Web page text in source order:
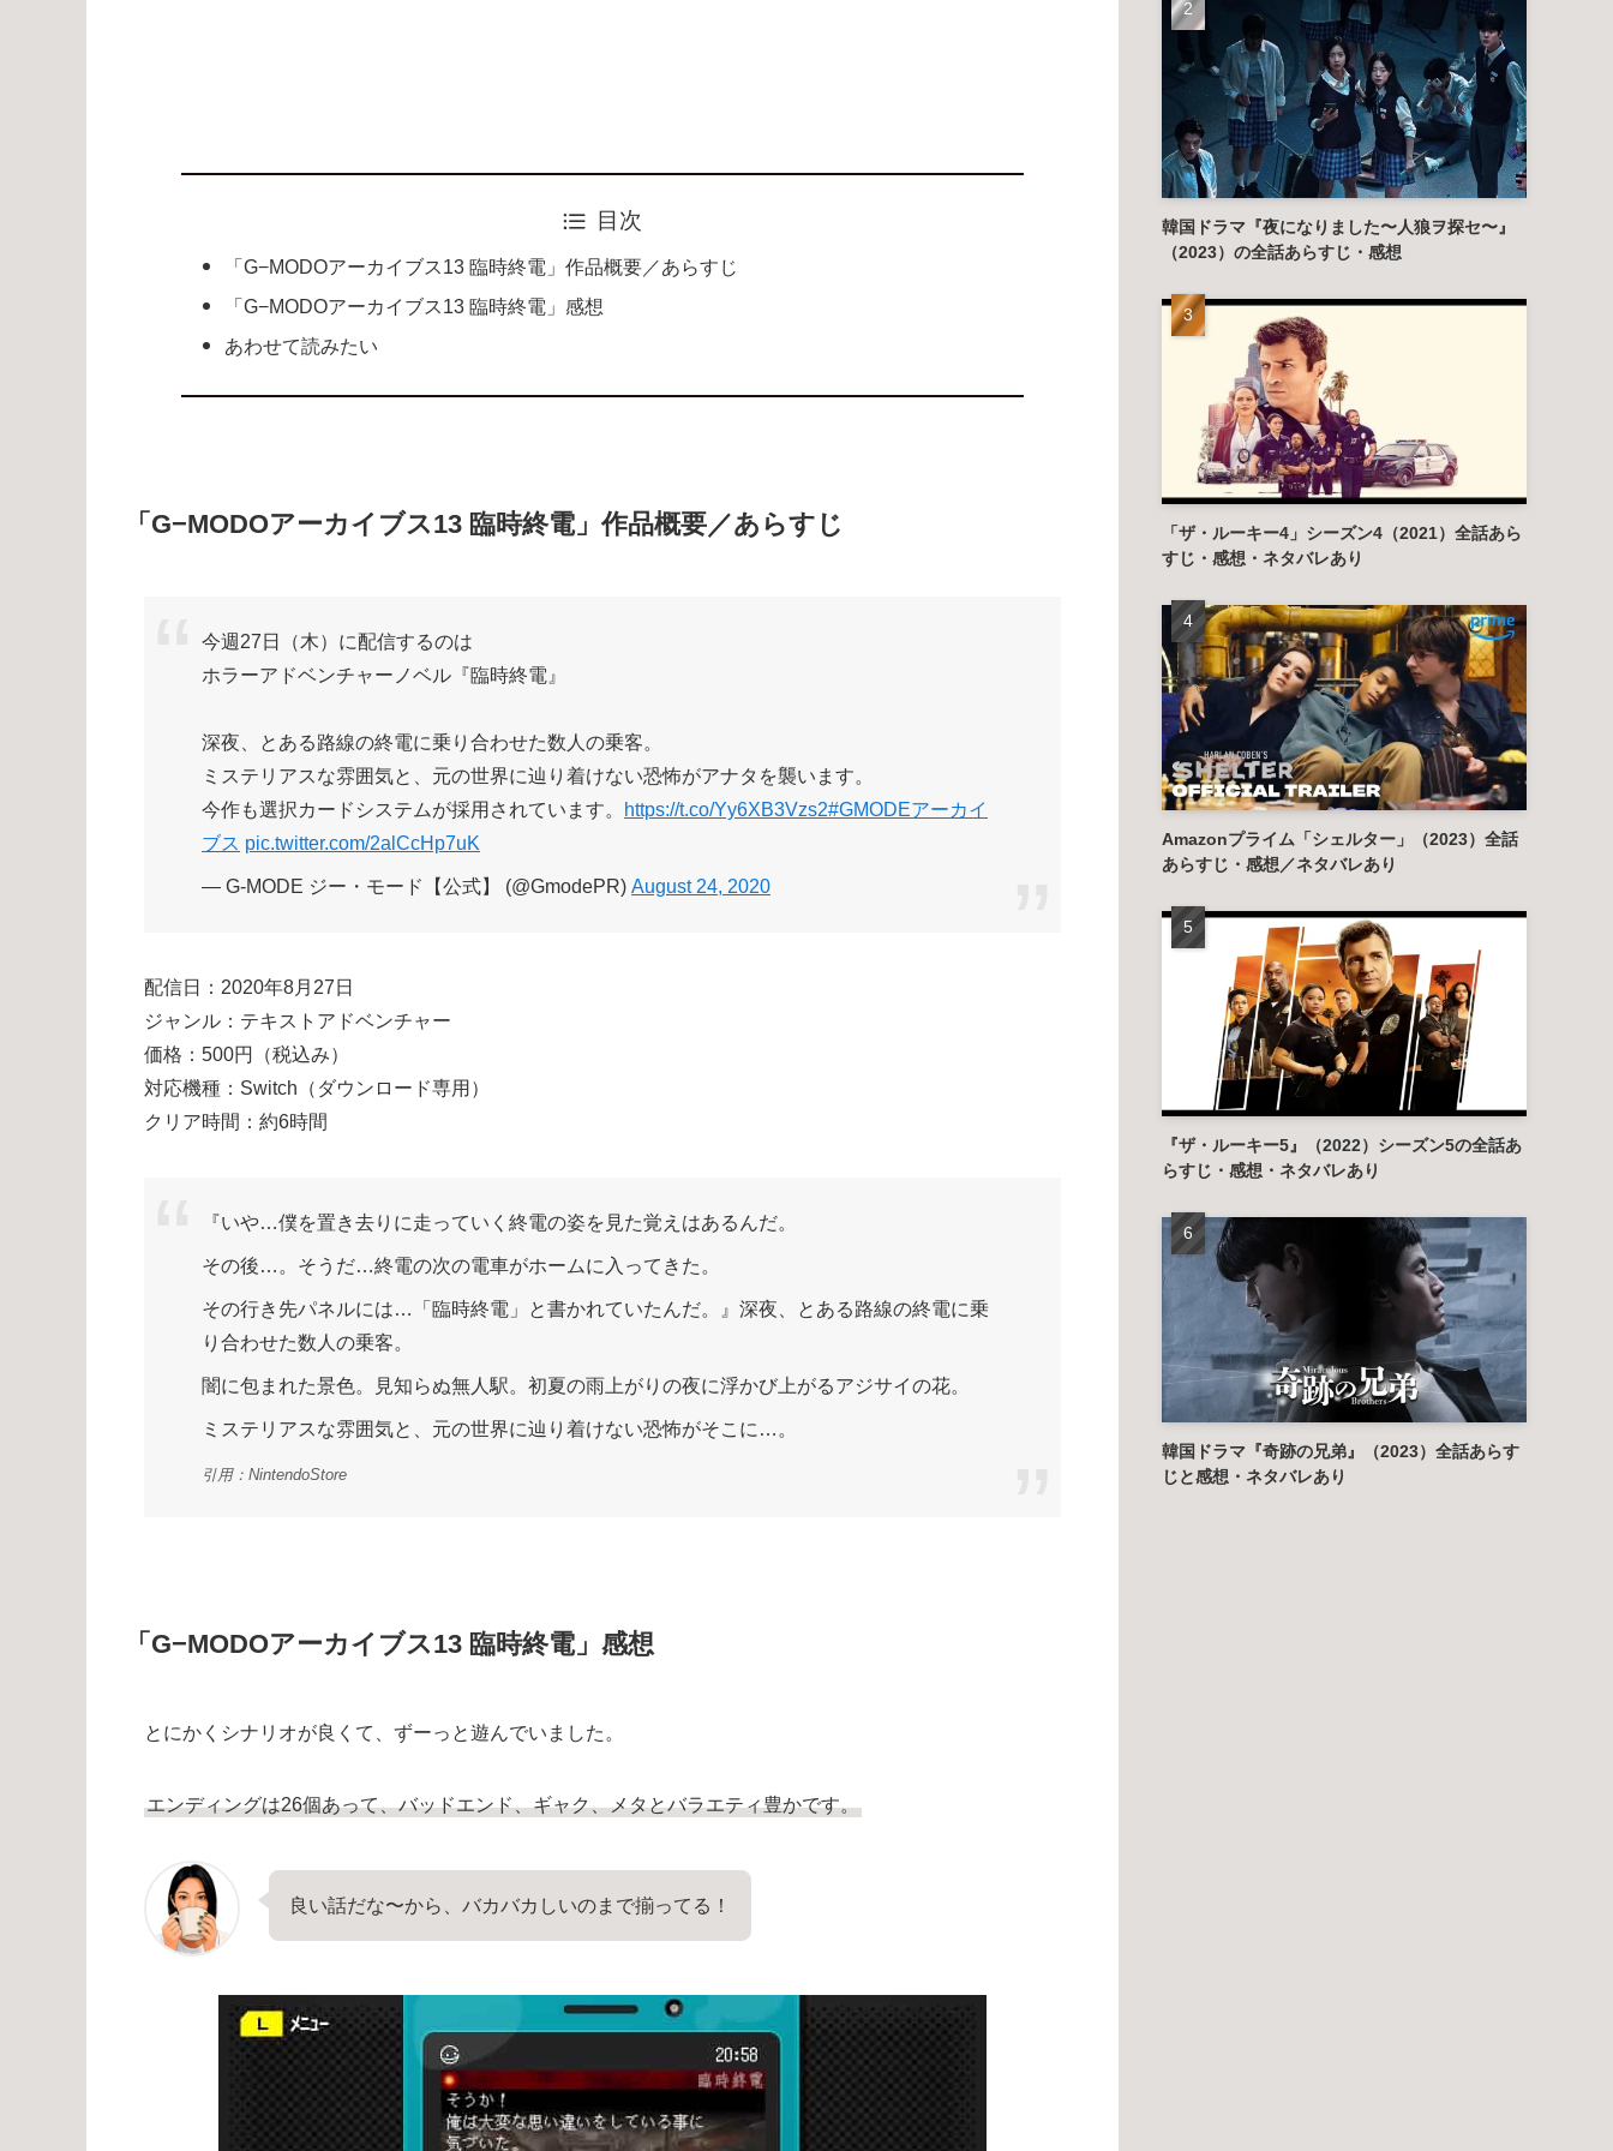
目次
「G−MODOアーカイブス13 臨時終電」作品概要／あらすじ
「G−MODOアーカイブス13 臨時終電」感想
あわせて読みたい
「G−MODOアーカイブス13 臨時終電」作品概要／あらすじ
今週27日（木）に配信するのは
ホラーアドベンチャーノベル『臨時終電』
深夜、とある路線の終電に乗り合わせた数人の乗客。
ミステリアスな雰囲気と、元の世界に辿り着けない恐怖がアナタを襲います。
今作も選択カードシステムが採用されています。
https://t.co/Yy6XB3Vzs2#GMODEアーカイ
ブス pic.twitter.com/2alCcHp7uK
— G-MODE ジー・モード【公式】 (@GmodePR) August 24, 2020
配信日：2020年8月27日
ジャンル：テキストアドベンチャー
価格：500円（税込み）
対応機種：Switch（ダウンロード専用）
クリア時間：約6時間
『いや…僕を置き去りに走っていく終電の姿を見た覚えはあるんだ。
その後…。そうだ…終電の次の電車がホームに入ってきた。
その行き先パネルには…「臨時終電」と書かれていたんだ。』深夜、とある路線の終電に乗
り合わせた数人の乗客。
闇に包まれた景色。見知らぬ無人駅。初夏の雨上がりの夜に浮かび上がるアジサイの花。
ミステリアスな雰囲気と、元の世界に辿り着けない恐怖がそこに…。
引用：NintendoStore
「G−MODOアーカイブス13 臨時終電」感想
とにかくシナリオが良くて、ずーっと遊んでいました。
エンディングは26個あって、バッドエンド、ギャク、メタとバラエティ豊かです。
良い話だな〜から、バカバカしいのまで揃ってる！
韓国ドラマ『夜になりました〜人狼ヲ探セ〜』
（2023）の全話あらすじ・感想
「ザ・ルーキー4」シーズン4（2021）全話あら
すじ・感想・ネタバレあり
Amazonプライム「シェルター」（2023）全話
あらすじ・感想／ネタバレあり
『ザ・ルーキー5』（2022）シーズン5の全話あ
らすじ・感想・ネタバレあり
韓国ドラマ『奇跡の兄弟』（2023）全話あらす
じと感想・ネタバレあり